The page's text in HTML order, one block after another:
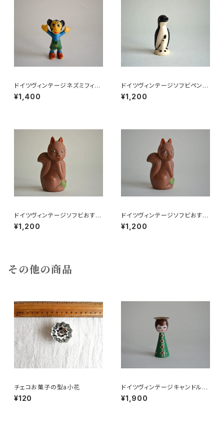
ドイツヴィンテージネズミフィギ
ュアa
¥1,400
ドイツヴィンテージソフビペンギ
ンの親子
¥1,200
ドイツヴィンテージソフビおすま
しネコ？B7
¥1,200
ドイツヴィンテージソフビおすま
しネコ？32
¥1,200
その他の商品
チェコお菓子の型a小花
¥120
ドイツヴィンテージキャンドルホ
ルダー緑
¥1,900